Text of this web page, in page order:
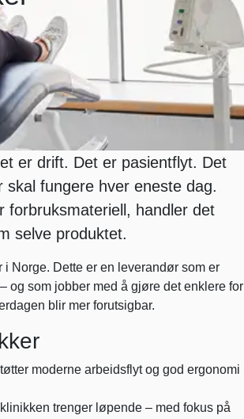
er drift. Det er pasientflyt. Det
fungere hver eneste dag.
forbruksmateriell, handler det
selve produktet.
Norge. Dette er en leverandør som er
og som jobber med å gjøre det enklere for
blir mer forutsigbar.
moderne arbeidsflyt og god ergonomi
trenger løpende – med fokus på